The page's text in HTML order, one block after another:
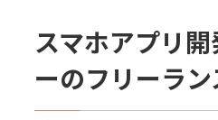
スマホアプリ
ーのフリーラ